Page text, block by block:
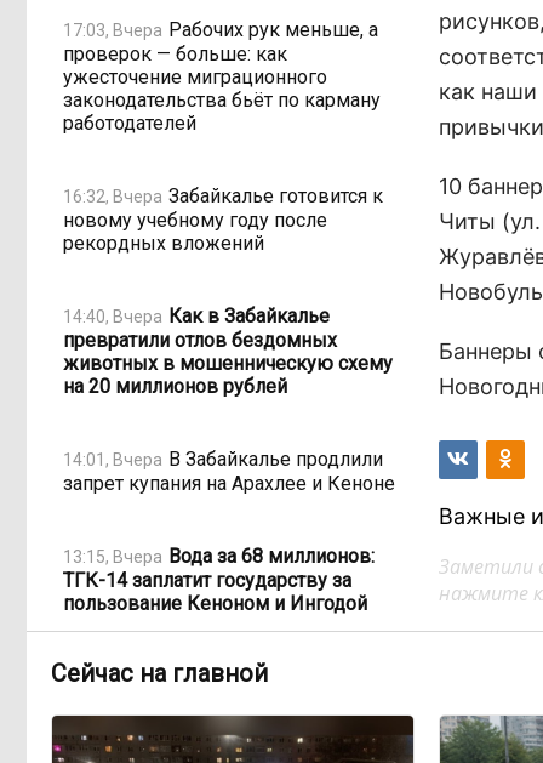
17:03, Вчера Рабочих рук меньше, а
проверок — больше: как
ужесточение миграционного
законодательства бьёт по карману
работодателей
16:32, Вчера Забайкалье готовится к
новому учебному году после
рекордных вложений
14:40, Вчера Как в Забайкалье
превратили отлов бездомных
животных в мошенническую схему
на 20 миллионов рублей
14:01, Вчера В Забайкалье продлили
запрет купания на Арахлее и Кеноне
13:15, Вчера Вода за 68 миллионов:
ТГК-14 заплатит государству за
пользование Кеноном и Ингодой
12:33, Вчера
Этно-парк, который до
года: что не так с Сухотино?
как
10
Читы
Баннеры
Важные
Заметили
нажмите
Сейчас на главной